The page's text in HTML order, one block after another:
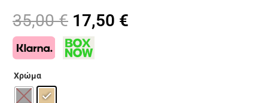
35,00€ Original
price
was:
17,50 €
Χρώμα